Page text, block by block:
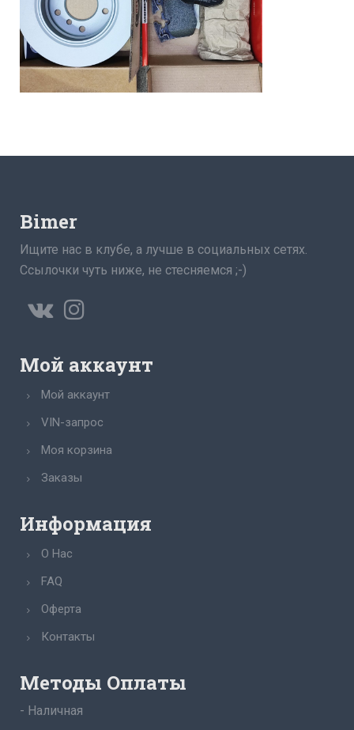
Bimer
Ищите нас в клубе, а лучше в социальных сетях.
Ссылочки чуть ниже, не стесняемся ;-)
Мой аккаунт
Мой аккаунт
VIN-запрос
Моя корзина
Заказы
Информация
О Нас
FAQ
Оферта
Контакты
Методы Оплаты
- Наличная